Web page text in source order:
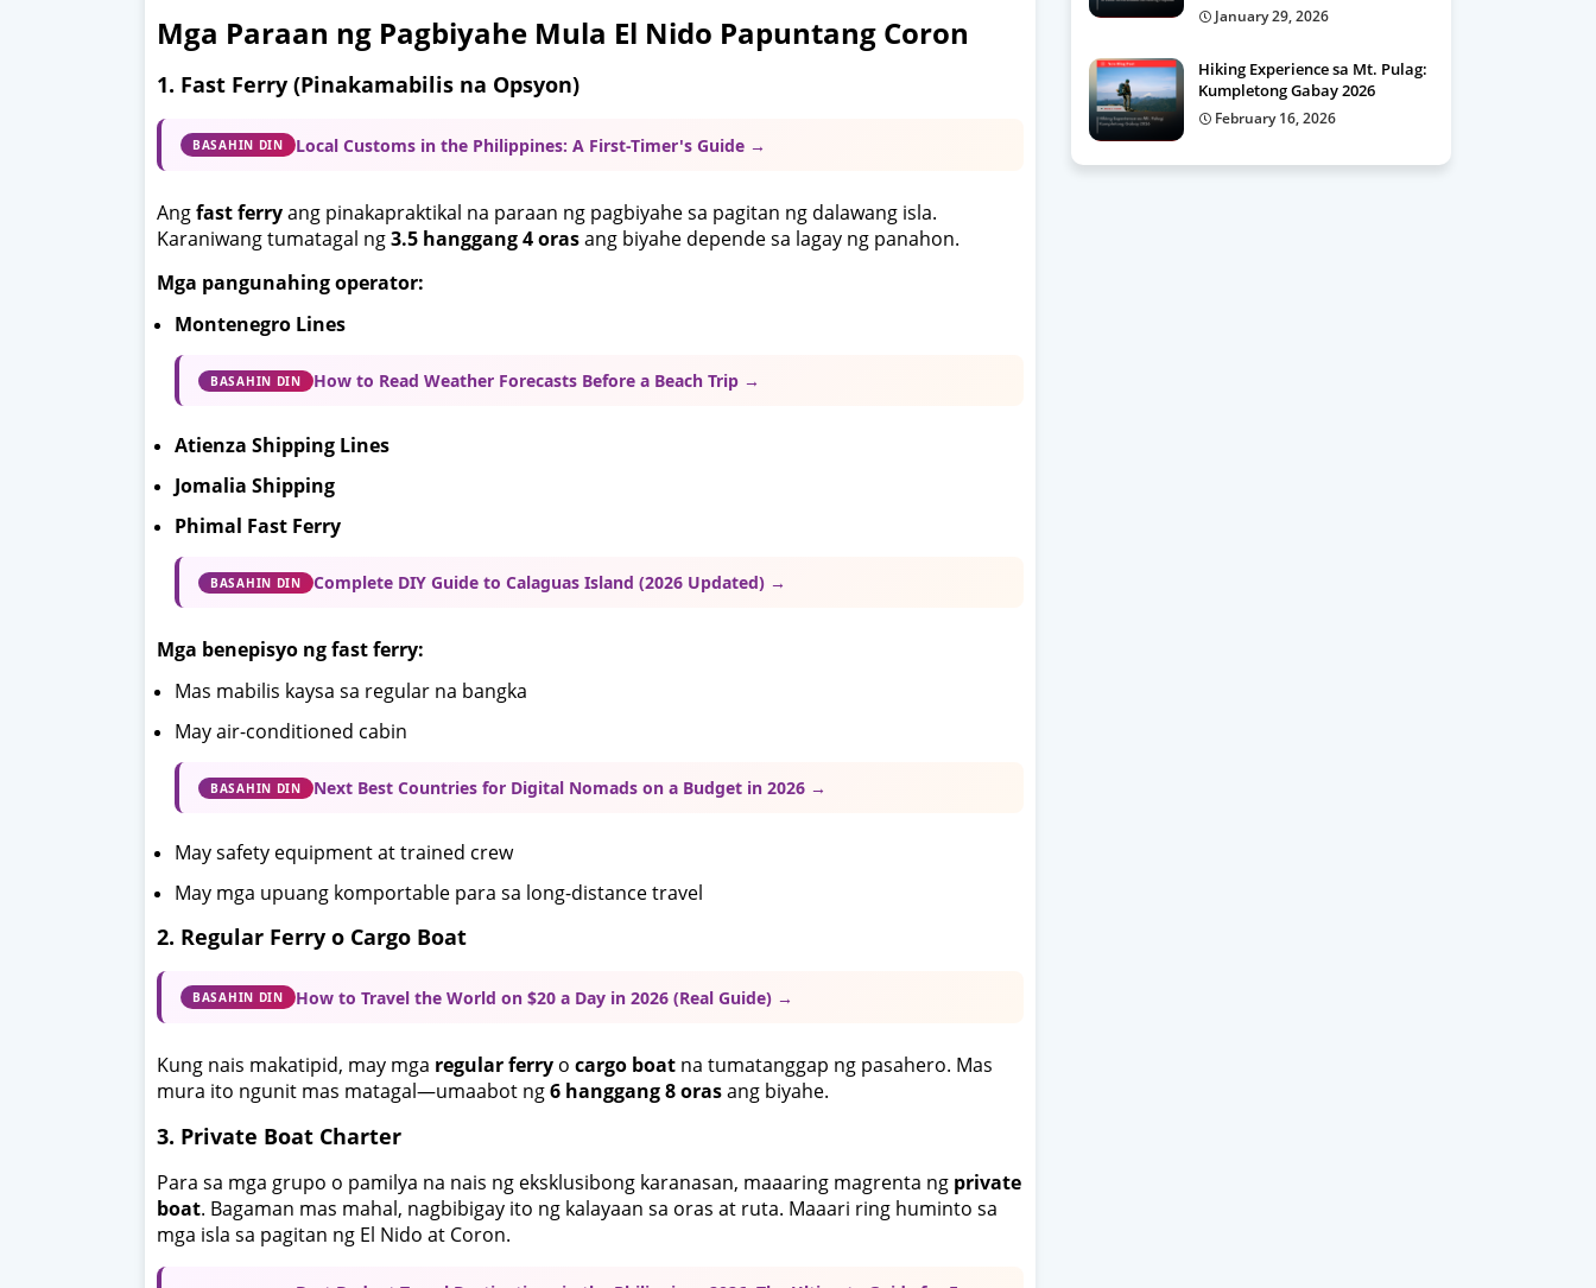
Mga Paraan ng Pagbiyahe Mula El Nido Papuntang Coron
1. Fast Ferry (Pinakamabilis na Opsyon)
BASAHIN DIN Local Customs in the Philippines: A First-Timer's Guide →
Angfast ferryang pinakapraktikal na paraan ng pagbiyahe sa pagitan ng dalawang isla.
Karaniwang tumatagal ng3.5 hanggang 4 orasang biyahe depende sa lagay ng panahon.
Mga pangunahing operator:
Montenegro Lines
BASAHIN DIN How to Read Weather Forecasts Before a Beach Trip →
Atienza Shipping Lines
Jomalia Shipping
Phimal Fast Ferry
BASAHIN DIN Complete DIY Guide to Calaguas Island (2026 Updated) →
Mga benepisyo ng fast ferry:
Mas mabilis kaysa sa regular na bangka
May air-conditioned cabin
BASAHIN DIN Next Best Countries for Digital Nomads on a Budget in 2026 →
May safety equipment at trained crew
May mga upuang komportable para sa long-distance travel
2. Regular Ferry o Cargo Boat
BASAHIN DIN How to Travel the World on $20 a Day in 2026 (Real Guide) →
Kung nais makatipid, may mga regular ferry o cargo boat na tumatanggap ng pasahero. Mas
mura ito ngunit mas matagal—umaabot ng6 hanggang 8 orasang biyahe.
3. Private Boat Charter
Para sa mga grupo o pamilya na nais ng eksklusibong karanasan, maaaring magrenta ng private
boat. Bagaman mas mahal, nagbibigay ito ng kalayaan sa oras at ruta. Maaari ring huminto sa
mga isla sa pagitan ng El Nido at Coron.
January 29, 2026
Hiking Experience sa Mt. Pulag:
Kumpletong Gabay 2026
February 16, 2026